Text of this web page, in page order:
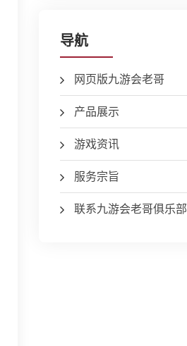
导航
网页版九游会老哥
产品展示
游戏资讯
服务宗旨
联系九游会老哥俱乐部